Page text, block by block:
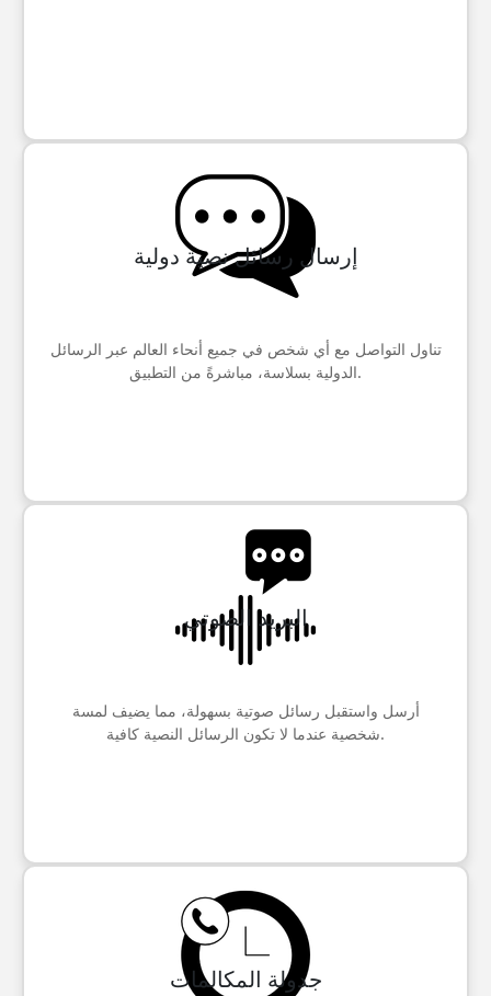
إرسال رسائل نصية دولية
تناول التواصل مع أي شخص في جميع أنحاء العالم عبر الرسائل
الدولية بسلاسة، مباشرةً من التطبيق.
البريد الصوتي
أرسل واستقبل رسائل صوتية بسهولة، مما يضيف لمسة
شخصية عندما لا تكون الرسائل النصية كافية.
جدولة المكالمات